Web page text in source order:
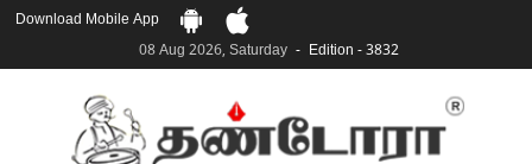
Download Mobile App
08 Aug 2026, Saturday
Edition - 3832